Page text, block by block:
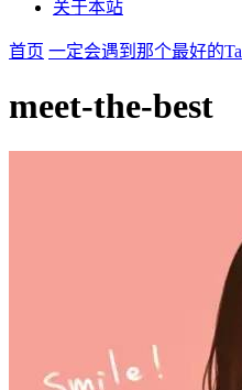
关于本站
首页 一定会遇到那个最好的Ta
meet-the-best